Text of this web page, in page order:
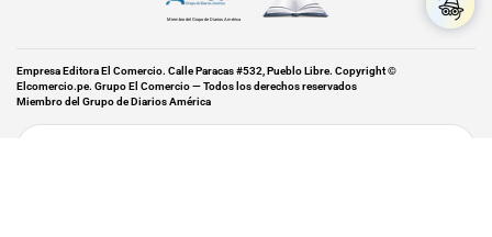
Miembro del Grupo de Diarios América
Empresa Editora El Comercio. Calle Paracas #532, Pueblo Libre. Copyright ©
Elcomercio.pe. Grupo El Comercio — Todos los derechos reservados
Miembro del Grupo de Diarios América